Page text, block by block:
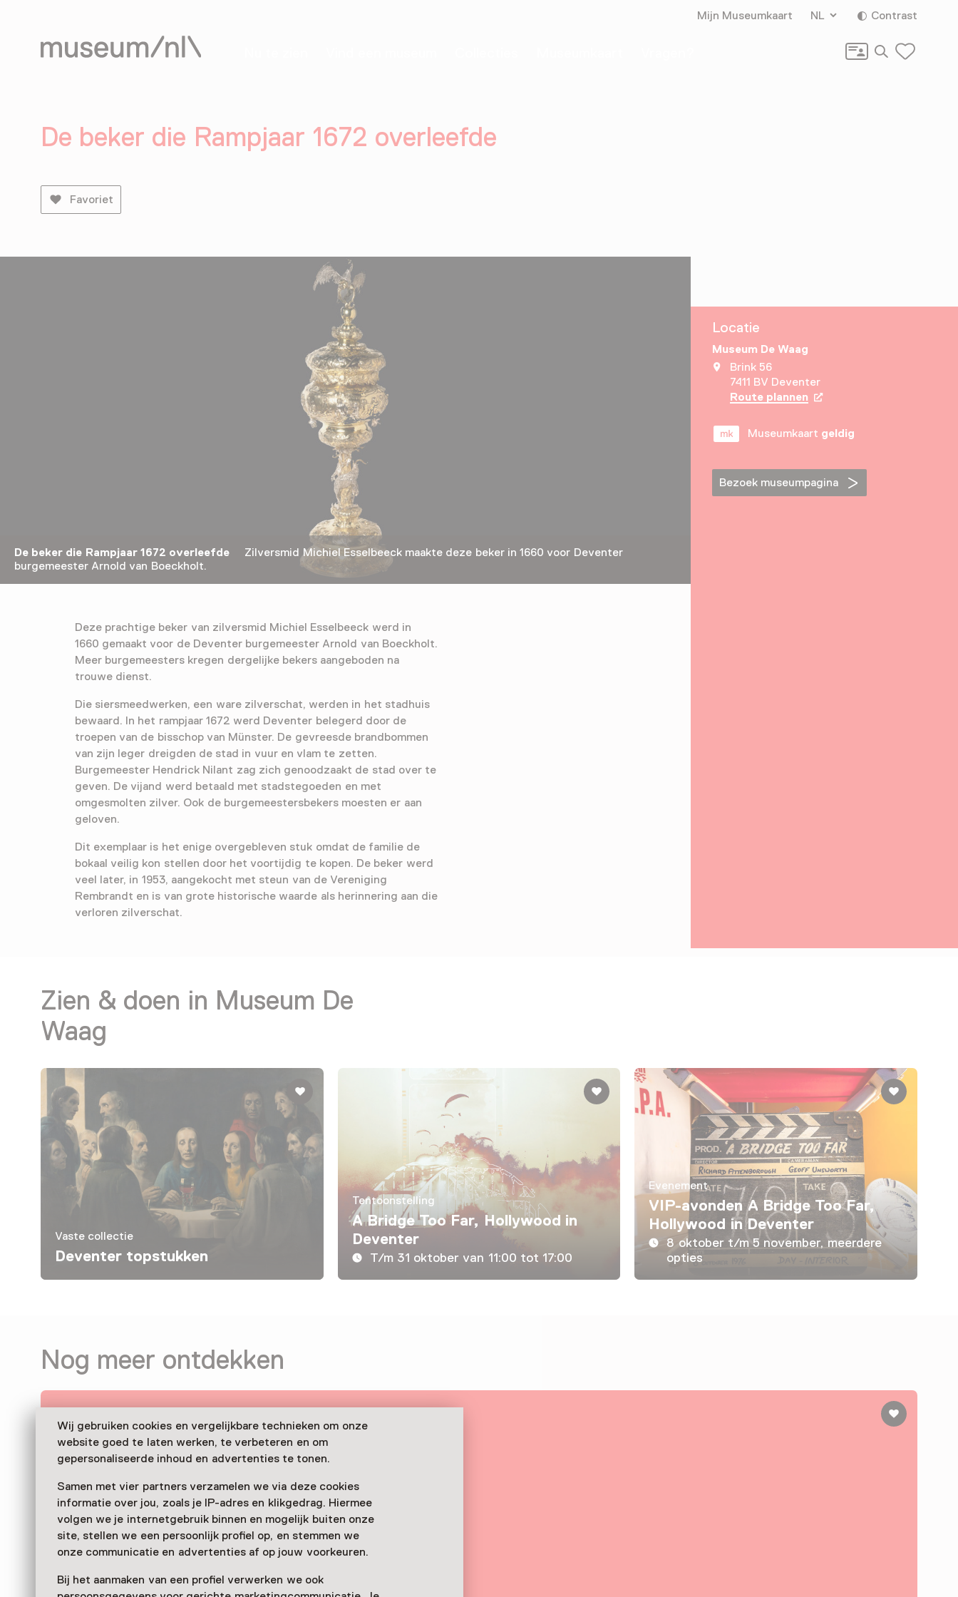
Wij gebruiken cookies en vergelijkbare technieken om onze
website goed te laten werken, te verbeteren en om
gepersonaliseerde inhoud en advertenties te tonen.
Samen met vier partners verzamelen we via deze cookies
informatie over jou, zoals je IP-adres en klikgedrag. Hiermee
volgen we je internetgebruik binnen en mogelijk buiten onze
site, stellen we een persoonlijk profiel op, en stemmen we
onze communicatie en advertenties af op jouw voorkeuren.
Bij het aanmaken van een profiel verwerken we ook
Mijn Museumkaart NL Contrast
Zoeken
De beker die Rampjaar 1672 overleefde
Favoriet
De beker die Rampjaar 1672 overleefde Zilversmid Michiel Esselbeeck maakte deze beker in 1660 voor Deventer
burgemeester Arnold van Boeckholt.
Deze prachtige beker van zilversmid Michiel Esselbeeck werd in
1660 gemaakt voor de Deventer burgemeester Arnold van Boeckholt.
Meer burgemeesters kregen dergelijke bekers aangeboden na
trouwe dienst.
Die siersmeedwerken, een ware zilverschat, werden in het stadhuis
bewaard. In het rampjaar 1672 werd Deventer belegerd door de
troepen van de bisschop van Münster. De gevreesde brandbommen
van zijn leger dreigden de stad in vuur en vlam te zetten.
Burgemeester Hendrick Nilant zag zich genoodzaakt de stad over te
geven. De vijand werd betaald met stadstegoeden en met
omgesmolten zilver. Ook de burgemeestersbekers moesten er aan
geloven.
Dit exemplaar is het enige overgebleven stuk omdat de familie de
bokaal veilig kon stellen door het voortijdig te kopen. De beker werd
veel later, in 1953, aangekocht met steun van de Vereniging
Rembrandt en is van grote historische waarde als herinnering aan die
verloren zilverschat.
Locatie
Museum De Waag
Brink 56
7411 BV Deventer
Route plannen Opent in een nieuw tabblad
Museumkaart geldig
Bezoek museumpagina
Zien & doen in Museum De
Waag
Vaste collectie
Deventer topstukken
Tentoonstelling
A Bridge Too Far, Hollywood in
Deventer
T/m 31 oktober van 11:00 tot 17:00
Evenement
VIP-avonden A Bridge Too Far,
Hollywood in Deventer
8 oktober t/m 5 november, meerdere
opties
Nog meer ontdekken